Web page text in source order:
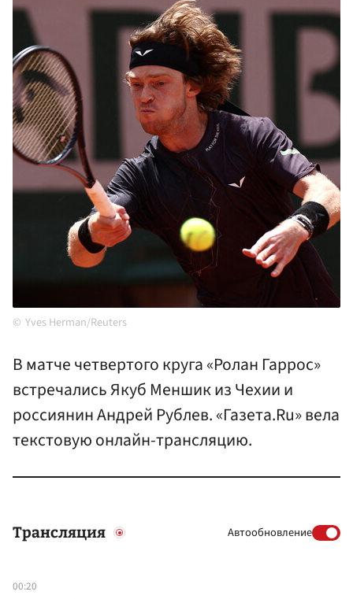
Yves Herman/Reuters
В матче четвертого круга «Ролан Гаррос»
встречались Якуб Меншик из Чехии и
россиянин Андрей Рублев. «Газета.Ru» вела
текстовую онлайн-трансляцию.
Трансляция Автообновление
00:20